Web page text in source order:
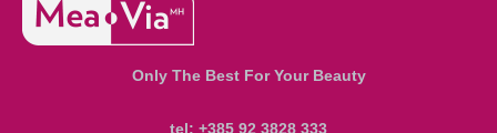
Only The Best For Your Beauty
tel: +385 92 3828 333